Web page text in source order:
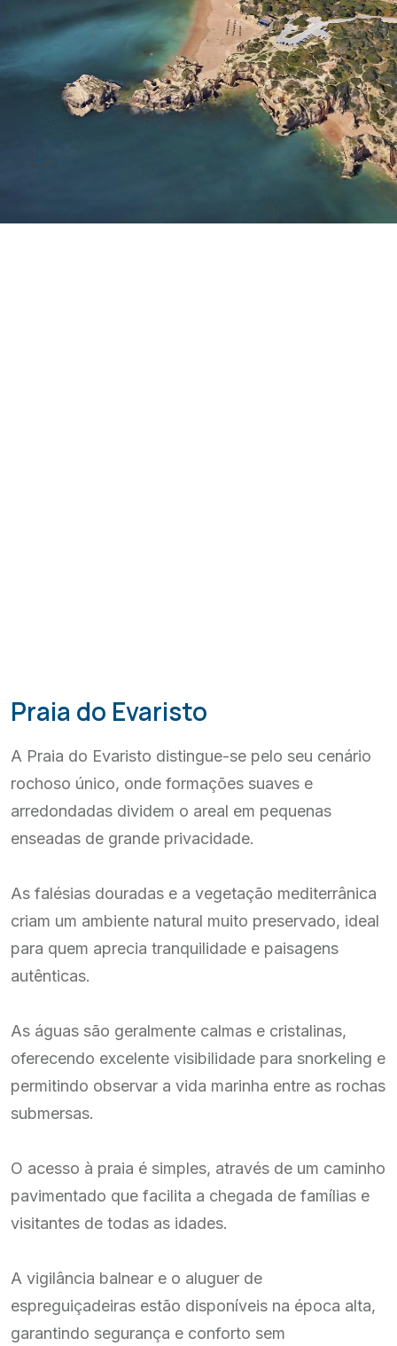
Praia do Evaristo
A Praia do Evaristo distingue-se pelo seu cenário
rochoso único, onde formações suaves e
arredondadas dividem o areal em pequenas
enseadas de grande privacidade.
As falésias douradas e a vegetação mediterrânica
criam um ambiente natural muito preservado, ideal
para quem aprecia tranquilidade e paisagens
autênticas.
As águas são geralmente calmas e cristalinas,
oferecendo excelente visibilidade para snorkeling e
permitindo observar a vida marinha entre as rochas
submersas.
O acesso à praia é simples, através de um caminho
pavimentado que facilita a chegada de famílias e
visitantes de todas as idades.
A vigilância balnear e o aluguer de
espreguiçadeiras estão disponíveis na época alta,
garantindo segurança e conforto sem
Céu Limpo
Atualizado 16:00
(+351) 289 580 533
info@visitalbufeira.com